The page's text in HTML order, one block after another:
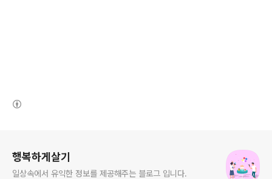
행복하게살기
일상속에서 유익한 정보를 제공해주는 블로그 입니다.